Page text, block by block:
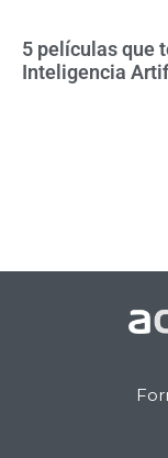
5 películas que
Inteligencia